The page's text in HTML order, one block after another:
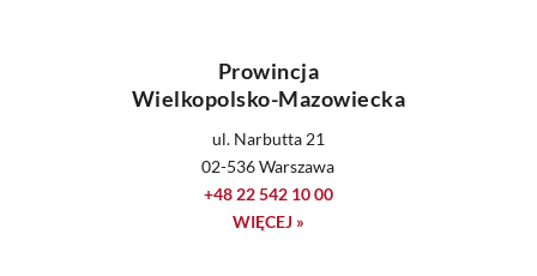
Prowincja
Wielkopolsko-Mazowiecka
ul. Narbutta 21
02-536 Warszawa
+48 22 542 10 00
WIĘCEJ »